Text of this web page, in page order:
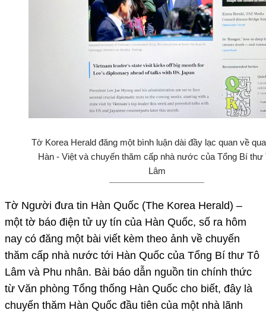
Tờ Korea Herald đăng một bình luận dài đầy lạc quan về
Hàn - Việt và chuyến thăm cấp nhà nước của Tổng Bí thư
Lâm
Tờ Người đưa tin Hàn Quốc (The Korea Herald) –
một tờ báo điện tử uy tín của Hàn Quốc, số ra hôm
nay có đăng một bài viết kèm theo ảnh về chuyến
thăm cấp nhà nước tới Hàn Quốc của Tổng Bí thư Tô
Lâm và Phu nhân. Bài báo dẫn nguồn tin chính thức
từ Văn phòng Tổng thống Hàn Quốc cho biết, đây là
chuyến thăm Hàn Quốc đầu tiên của một nhà lãnh